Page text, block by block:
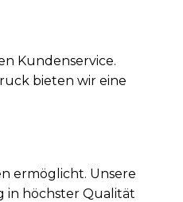
Kundenservice.
bieten wir eine
ermöglicht. Unsere
in höchster Qualität